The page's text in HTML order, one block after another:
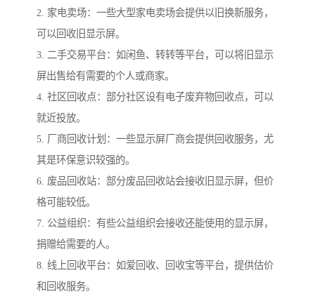
2. 家电卖场：一些大型家电卖场会提供以旧换新服务，
可以回收旧显示屏。
3. 二手交易平台：如闲鱼、转转等平台，可以将旧显示
屏出售给有需要的个人或商家。
4. 社区回收点：部分社区设有电子废弃物回收点，可以
就近投放。
5. 厂商回收计划：一些显示屏厂商会提供回收服务，尤
其是环保意识较强的。
6. 废品回收站：部分废品回收站会接收旧显示屏，但价
格可能较低。
7. 公益组织：有些公益组织会接收还能使用的显示屏，
捐赠给需要的人。
8. 线上回收平台：如爱回收、回收宝等平台，提供估价
和回收服务。